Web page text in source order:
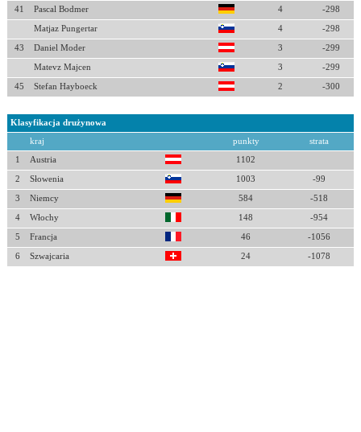
41 Pascal Bodmer 4 -298
Matjaz Pungertar 4 -298
43 Daniel Moder 3 -299
Matevz Majcen 3 -299
45 Stefan Hayboeck 2 -300
Klasyfikacja drużynowa
kraj punkty strata
1 Austria 1102
2 Słowenia 1003 -99
3 Niemcy 584 -518
4 Włochy 148 -954
5 Francja 46 -1056
6 Szwajcaria 24 -1078